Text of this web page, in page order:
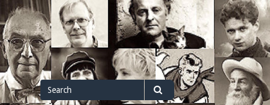
Skip
to
content
Search
for
Search